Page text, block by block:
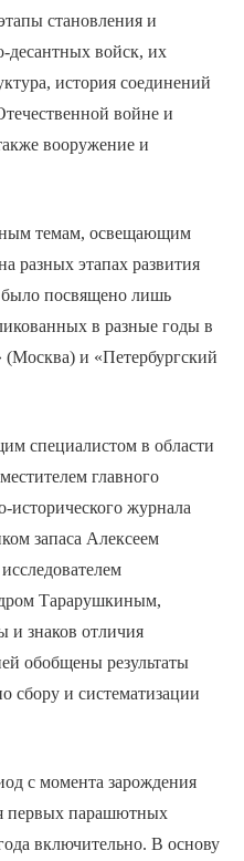
становления и
десантных войск, их
история соединений
войне и
вооружение и
темам, освещающим
разных этапах развития
посвящено лишь
в разные годы в
и «Петербургский
специалистом в области
главного
исторического журнала
запаса Алексеем
Тарарушкиным,
и знаков отличия
обобщены результаты
сбору и систематизации
с момента зарождения
первых парашютных
включительно. В основу